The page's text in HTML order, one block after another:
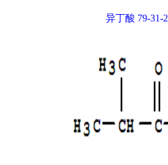
异丁酸 79-31-2